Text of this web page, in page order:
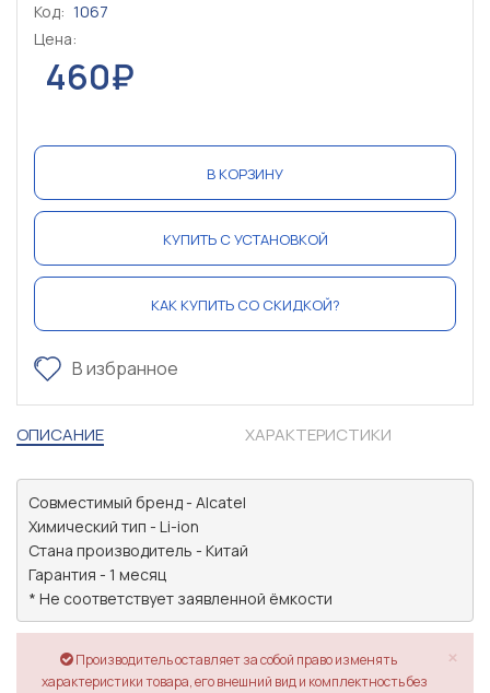
Код: 1067
Цена:
460₽
В КОРЗИНУ
КУПИТЬ С УСТАНОВКОЙ
КАК КУПИТЬ СО СКИДКОЙ?
В избранное
ОПИСАНИЕ ХАРАКТЕРИСТИКИ
Совместимый бренд - Alcatel
Химический тип - Li-ion
Стана производитель - Китай
Гарантия - 1 месяц
* Не соответствует заявленной ёмкости
×
Производитель оставляет за собой право изменять
характеристики товара, его внешний вид и комплектность без